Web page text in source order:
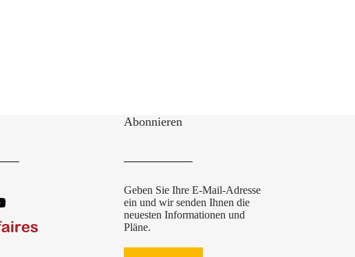
Abonnieren
Geben Sie Ihre E-Mail-Adresse
ein und wir senden Ihnen die
neuesten Informationen und
Pläne.